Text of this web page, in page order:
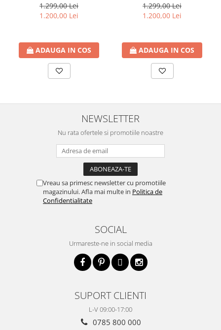
1.299,00 Lei
1.200,00 Lei
ADAUGA IN COS
1.299,00 Lei
1.200,00 Lei
ADAUGA IN COS
NEWSLETTER
Nu rata ofertele si promotiile noastre
Vreau sa primesc newsletter cu promotiile
magazinului. Afla mai multe in Politica de
Confidentialitate
SOCIAL
Urmareste-ne in social media
SUPORT CLIENTI
L-V 09:00-17:00
0785 800 000